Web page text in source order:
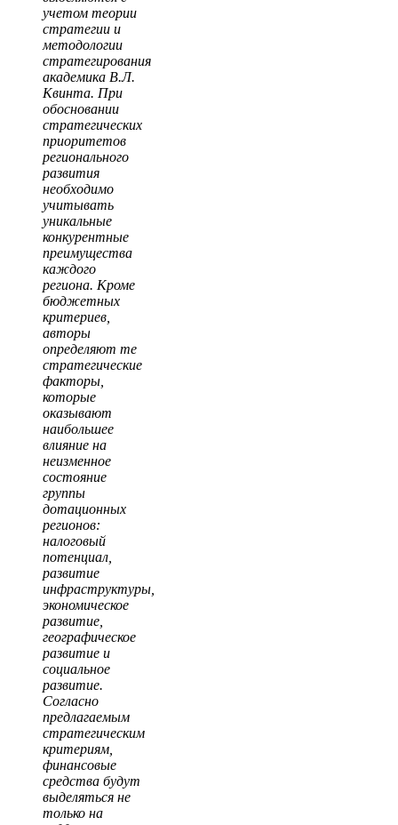
учетом теории
стратегии и
методологии
стратегирования
академика В.Л.
Квинта. При
обосновании
стратегических
приоритетов
регионального
развития
необходимо
учитывать
уникальные
конкурентные
преимущества
каждого
региона. Кроме
бюджетных
критериев,
авторы
определяют те
стратегические
факторы,
которые
оказывают
наибольшее
влияние на
неизменное
состояние
группы
дотационных
регионов:
налоговый
потенциал,
развитие
инфраструктуры,
экономическое
развитие,
географическое
развитие и
социальное
развитие.
Согласно
предлагаемым
стратегическим
критериям,
финансовые
средства будут
выделяться не
только на